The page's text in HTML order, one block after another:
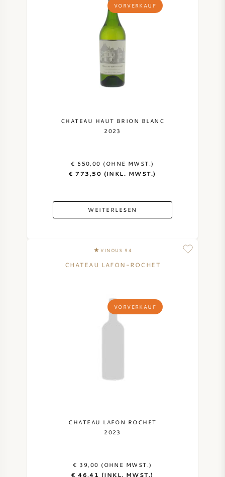
VORVERKAUF
CHATEAU HAUT BRION BLANC
2023
€ 650,00 (OHNE MWST.)
€ 773,50 (INKL. MWST.)
WEITERLESEN
VINOUS 94
VORVERKAUF
CHATEAU LAFON-ROCHET
CHATEAU LAFON ROCHET
2023
€ 39,00 (OHNE MWST.)
€ 46,41 (INKL. MWST.)